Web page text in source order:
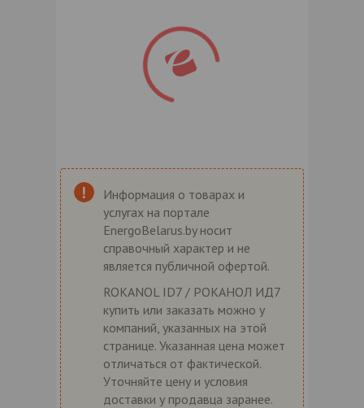
Информация о товарах и
услугах на портале
EnergoBelarus.by носит
справочный характер и не
является публичной офертой.
ROKANOL ID7 / РОКАНОЛ ИД7
купить или заказать можно у
компаний, указанных на этой
странице. Указанная цена может
отличаться от фактической.
Уточняйте цену и условия
доставки у продавца заранее.